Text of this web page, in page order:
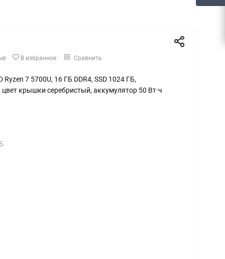
В избранное Сравнить
Ryzen 7 5700U, 16 ГБ DDR4, SSD 1024 ГБ,
крышки серебристый, аккумулятор 50 Вт·ч